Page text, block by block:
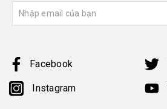
Facebook
Instagram